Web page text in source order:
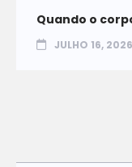
Quando o
JULHO 16, 2026